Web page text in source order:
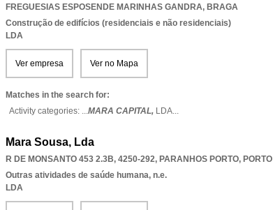
FREGUESIAS ESPOSENDE MARINHAS GANDRA, BRAGA
Construção de edifícios (residenciais e não residenciais)
LDA
Ver empresa Ver no Mapa
Matches in the search for:
Activity categories: ...MARA CAPITAL, LDA...
Mara Sousa, Lda
R DE MONSANTO 453 2.3B, 4250-292, PARANHOS PORTO, PORTO
Outras atividades de saúde humana, n.e.
LDA